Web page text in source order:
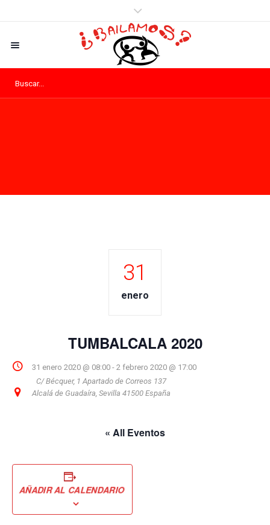
31
enero
TUMBALCALA 2020
31 enero 2020 @ 08:00 - 2 febrero 2020 @ 17:00
C/ Bécquer, 1 Apartado de Correos 137
Alcalá de Guadaíra, Sevilla 41500 España
« All Eventos
AÑADIR AL CALENDARIO